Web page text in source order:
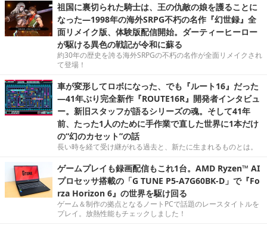
祖国に裏切られた騎士は、王の仇敵の娘を護ることに
なった―1998年の海外SRPG不朽の名作『幻世録』全
面リメイク版、体験版配信開始。ダーティーヒーロー
が駆ける異色の戦記が令和に蘇る
約30年の歴史を誇る海外SRPGの不朽の名作が全面リメイクされ
て登場！
車が変形してロボになった、でも『ルート16』だった
―41年ぶり完全新作『ROUTE16R』開発者インタビュ
ー。新旧スタッフが語るシリーズの魂。そして41年
前、たった1人のために手作業で直した世界に1本だけ
の“幻のカセット”の話
長い時を経て受け継がれる過去と、新たに生まれるものとは。
ゲームプレイも録画配信もこれ1台。AMD Ryzen™ AI
プロセッサ搭載の「G TUNE P5-A7G60BK-D」で『Fo
rza Horizon 6』の世界を駆け回る
ゲーム＆制作の拠点となるノートPCで話題のレースタイトルを
プレイ。放熱性能もチェックしました！